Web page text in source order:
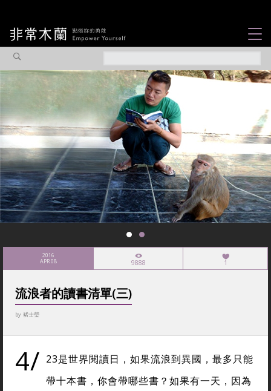
觀點專欄
焦點企劃
社會企業
認識我們
2016
APR 08 9888 1
流浪者的讀書清單(三)
by 褚士瑩
4/ 23是世界閱讀日，如果流浪到異國，最多只能
帶十本書，你會帶哪些書？如果有一天，因為